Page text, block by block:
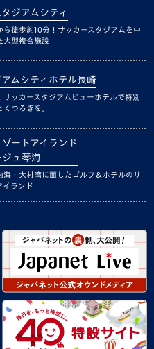
ジアムシティ
ら徒歩約10分！サッカースタジアムを中
大型複合施設
アムシティホテル長崎
サッカースタジアムビューホテルで特別
くつろぎを。
ートアイランド
ジュ琴海
海・大村湾に面したゴルフ＆ホテルのリ
イランド